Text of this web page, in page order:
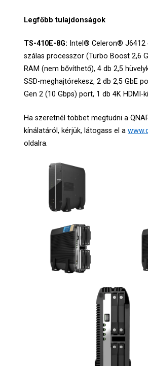
Legfőbb tulajdonságok
TS-410E-8G: Intel® Celeron® J6412
szálas processzor (Turbo Boost 2,6
RAM (nem bővíthető), 4 db 2,5
SSD-meghajtórekesz, 2 db 2,5 GbE
Gen 2 (10 Gbps) port, 1 db 4K HDMI-
Ha szeretnél többet megtudni a
kínálatáról, kérjük, látogass el a
oldalra.